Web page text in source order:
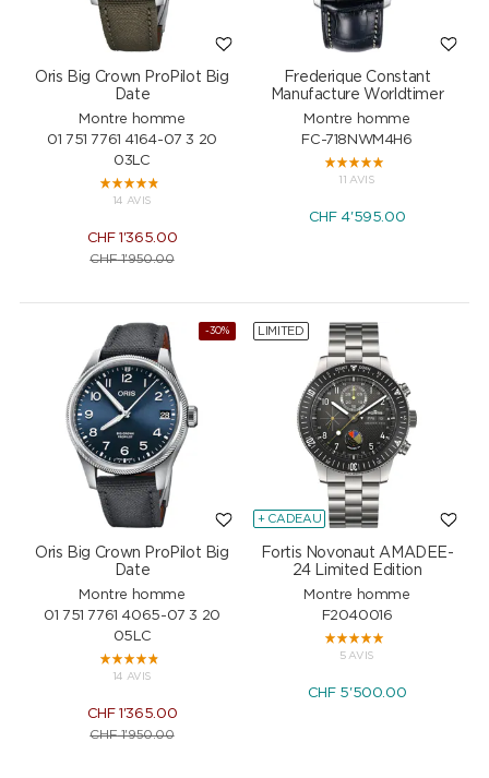
Oris Big Crown ProPilot Big
Date
Montre homme
01 751 7761 4164-07 3 20
03LC
14 AVIS
CHF 1'365.00
CHF1'950.00
Frederique Constant
Manufacture Worldtimer
Montre homme
FC-718NWM4H6
11 AVIS
CHF 4'595.00
-30%
Oris Big Crown ProPilot Big
Date
Montre homme
01 751 7761 4065-07 3 20
05LC
14 AVIS
CHF 1'365.00
CHF1'950.00
LIMITED
+ CADEAU
Fortis Novonaut AMADEE-
24 Limited Edition
Montre homme
F2040016
5 AVIS
CHF 5'500.00